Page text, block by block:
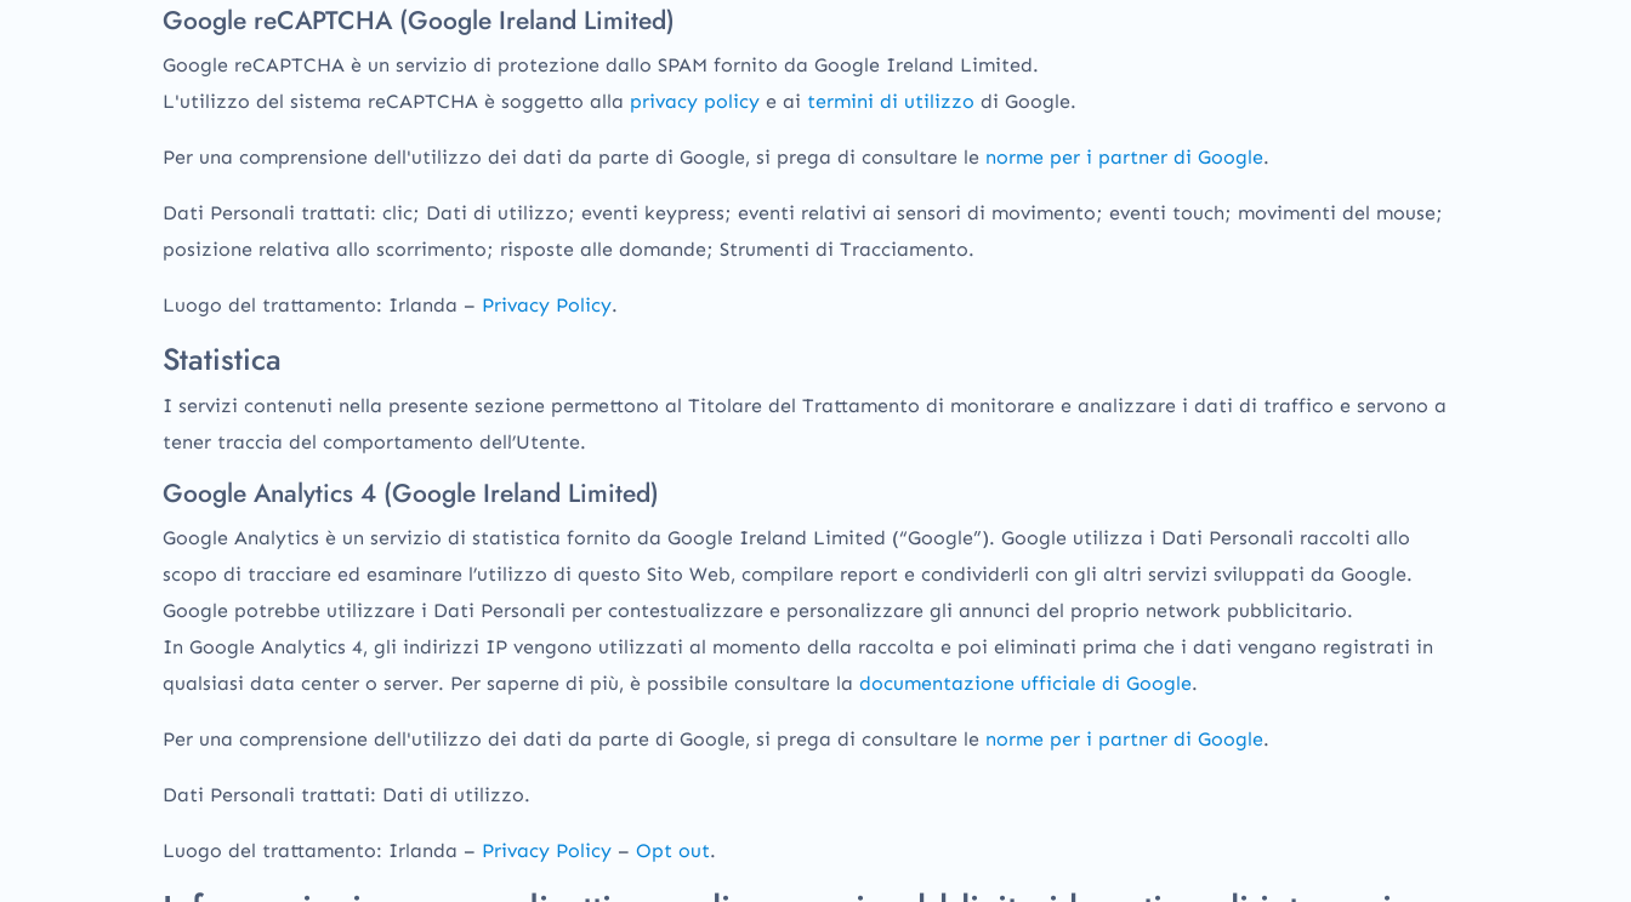
Google reCAPTCHA (Google Ireland Limited)
Google reCAPTCHA è un servizio di protezione dallo SPAM fornito da Google Ireland Limited.
L'utilizzo del sistema reCAPTCHA è soggetto alla privacy policy e aitermini di utilizzo di Google.
Per una comprensione dell'utilizzo dei dati da parte di Google, si prega di consultare le norme per i partner di Google.
Dati Personali trattati: clic; Dati di utilizzo; eventi keypress; eventi relativi ai sensori di movimento; eventi touch; movimenti del mouse;
posizione relativa allo scorrimento; risposte alle domande; Strumenti di Tracciamento.
Luogo del trattamento: Irlanda – Privacy Policy.
Statistica
I servizi contenuti nella presente sezione permettono al Titolare del Trattamento di monitorare e analizzare i dati di traffico e servono a
tener traccia del comportamento dell’Utente.
Google Analytics 4 (Google Ireland Limited)
Google Analytics è un servizio di statistica fornito da Google Ireland Limited (“Google”). Google utilizza i Dati Personali raccolti allo
scopo di tracciare ed esaminare l’utilizzo di questo Sito Web, compilare report e condividerli con gli altri servizi sviluppati da Google.
Google potrebbe utilizzare i Dati Personali per contestualizzare e personalizzare gli annunci del proprio network pubblicitario.
In Google Analytics 4, gli indirizzi IP vengono utilizzati al momento della raccolta e poi eliminati prima che i dati vengano registrati in
qualsiasi data center o server. Per saperne di più, è possibile consultare ladocumentazione ufficiale di Google.
Per una comprensione dell'utilizzo dei dati da parte di Google, si prega di consultare le norme per i partner di Google.
Dati Personali trattati: Dati di utilizzo.
Luogo del trattamento: Irlanda – Privacy Policy –Opt out.